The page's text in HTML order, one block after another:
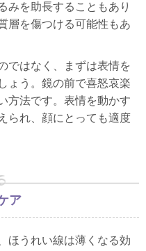
みを助長することもあり
層を傷つける可能性もあ
ではなく、まずは表情を
ょう。鏡の前で喜怒哀楽
方法です。表情を動かす
られ、顔にとっても適度
ア
ほうれい線は薄くなる効